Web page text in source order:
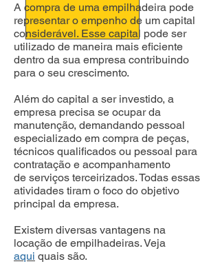
A compra de uma empilhadeira pode
representar o empenho de um capital
considerável. Esse capital pode ser
utilizado de maneira mais eficiente
dentro da sua empresa contribuindo
para o seu crescimento.
Além do capital a ser investido, a
empresa precisa se ocupar da
manutenção, demandando pessoal
especializado em compra de peças,
técnicos qualificados ou pessoal para
contratação e acompanhamento
de serviços terceirizados. Todas essas
atividades tiram o foco do objetivo
principal da empresa.
Existem diversas vantagens na
locação de empilhadeiras. Veja
aqui quais são.